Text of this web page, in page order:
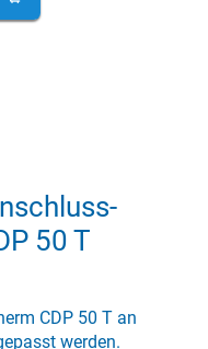
50 T
CDP 50 T an
werden.